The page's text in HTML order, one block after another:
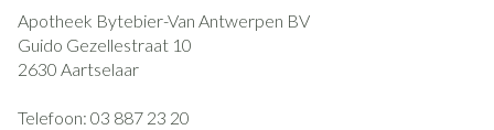
Apotheek Bytebier-Van Antwerpen BV
Guido Gezellestraat 10
2630 Aartselaar
Telefoon: 03 887 23 20